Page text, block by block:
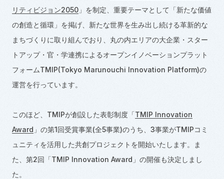
リティビジョン2050」を制定、重要テーマとして「新たな価値
の創造と循環」を掲げ、新たな世界を生み出し続ける革新的な
まちづくりに取り組んでおり、丸の内エリアの大企業・スター
トアップ・官・学連携によるオープンイノベーションプラット
フォームTMIP(Tokyo Marunouchi Innovation Platform)の
運営を行っています。
このほど、TMIPが創設した表彰制度「TMIP Innovation
Award 」の第1回受賞事業(全5事業)のうち、3事業がTMIPコミ
ュニティを活用した共創プロジェクトを開始いたします。ま
た、第2回「TMIP Innovation Award」の開催も決定しまし
た。